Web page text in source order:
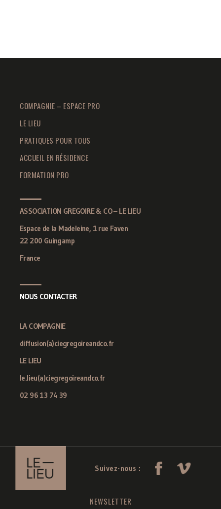
COMPAGNIE – ESPACE PRO
LE LIEU
PRATIQUES POUR TOUS
ACCUEIL EN RÉSIDENCE
FORMATION PRO
ASSOCIATION GREGOIRE & CO – LE LIEU
Espace de la Madeleine, 1 rue Faven
22 200 Guingamp
France
NOUS CONTACTER
LA COMPAGNIE
diffusion(a)ciegregoireandco.fr
LE LIEU
le.lieu(a)ciegregoireandco.fr
02 96 13 74 39
Suivez-nous :
NEWSLETTER